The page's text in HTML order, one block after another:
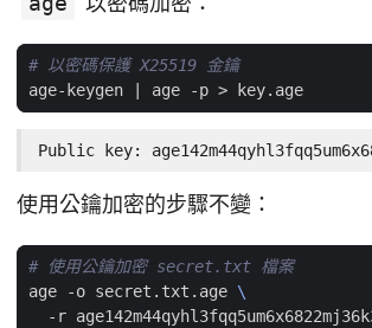
# 以密碼保護 X25519 金鑰
age-keygen
Public key:
使用公鑰加密的步驟不變：
# 使用公鑰加密 secret.txt 檔案
age -o secret.txt.age
-r